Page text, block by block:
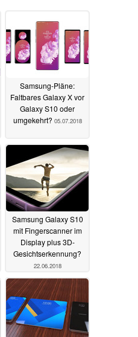
Samsung-Pläne:
Faltbares Galaxy X vor
Galaxy S10 oder
umgekehrt? 05.07.2018
Samsung Galaxy S10
mit Fingerscanner im
Display plus 3D-
Gesichtserkennung?
22.06.2018